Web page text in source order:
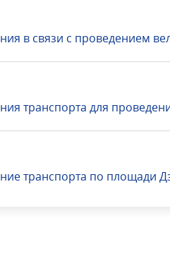
в связи с проведением
транспорта для
транспорта по площади